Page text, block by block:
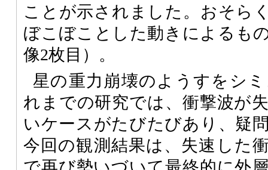
ことが示されました。おそら
ぼこぼことした動きによるも
像2枚目）。
星の重力崩壊のようすをシ
れまでの研究では、衝撃波が
いケースがたびたびあり、疑
今回の観測結果は、失速した